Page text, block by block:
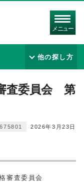
メニュー
他の探し方
査委員会 第
2026年3月23日
審査委員会